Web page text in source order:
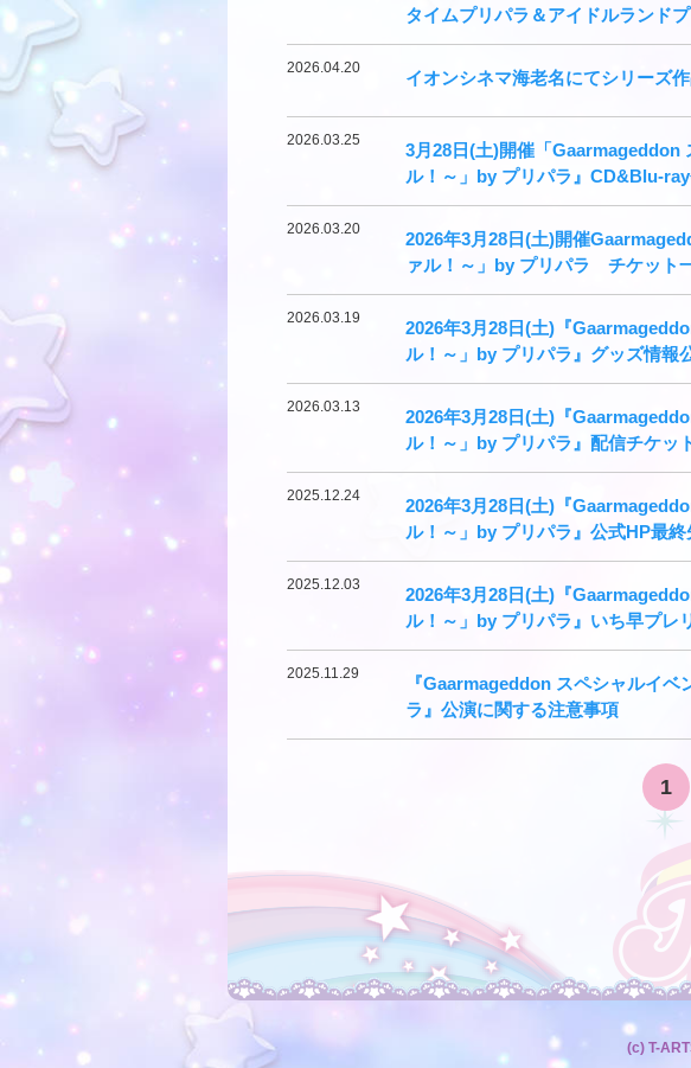
タイムプリパラ＆アイドルランド
2026.04.20 イオンシネマ海老名にてシリーズ
2026.03.25
3月28日(土)開催「Gaarmageddon
ル！～」by プリパラ』CD&Blu-ray
2026.03.20
2026年3月28日(土)開催
ァル！～」by プリパラ チケット
2026.03.19
2026年3月28日(土)『
ル！～」by プリパラ』グッズ情報
2026.03.13
2026年3月28日(土)『
ル！～」by プリパラ』配信チケッ
2025.12.24
2026年3月28日(土)『
ル！～」by プリパラ』公式HP最終
2025.12.03
2026年3月28日(土)『
ル！～」by プリパラ』いち早プレ
2025.11.29
『Gaarmageddon スペシャルイ
ラ』公演に関する注意事項
1
(c) T-